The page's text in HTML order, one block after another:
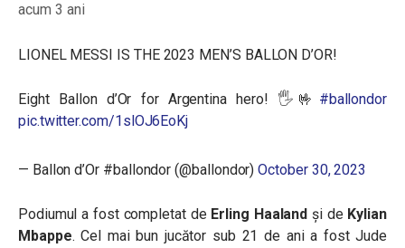
acum 3 ani
LIONEL MESSI IS THE 2023 MEN’S BALLON D’OR!
Eight Ballon d’Or for Argentina hero! 🖐🤟 #ballondor
pic.twitter.com/1slOJ6EoKj
— Ballon d’Or #ballondor (@ballondor)October 30, 2023
Podiumul a fost completat de Erling Haaland și de Kylian
Mbappe. Cel mai bun jucător sub 21 de ani a fost Jude